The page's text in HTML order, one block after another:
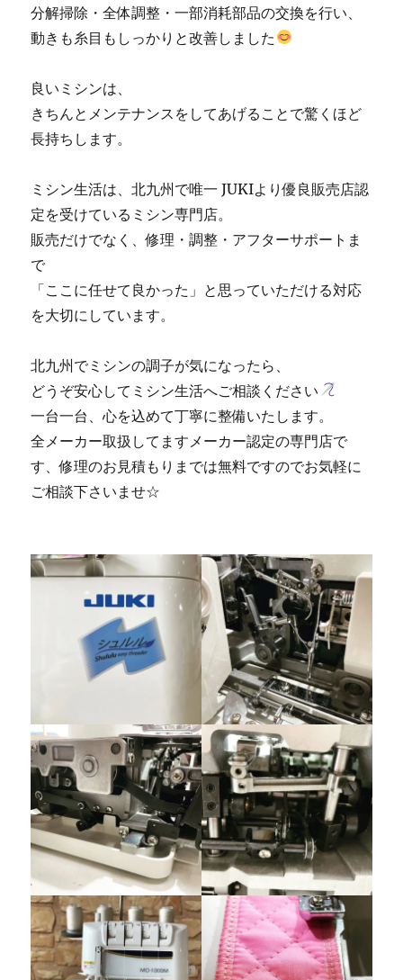
売
門
「ミ
ン
生
に
分解掃除・全体調整・一部消耗部品の交換を行い、
動きも糸目もしっかりと改善しました
良いミシンは、
きちんとメンテナンスをしてあげることで驚くほど
長持ちします。
ミシン生活は、北九州で唯一 JUKIより優良販売店認
定を受けているミシン専門店。
販売だけでなく、修理・調整・アフターサポートま
で
「ここに任せて良かった」と思っていただける対応
を大切にしています。
北九州でミシンの調子が気になったら、
どうぞ安心してミシン生活へご相談ください
一台一台、心を込めて丁寧に整備いたします。
全メーカー取扱してますメーカー認定の専門店で
す、修理のお見積もりまでは無料ですのでお気軽に
ご相談下さいませ☆